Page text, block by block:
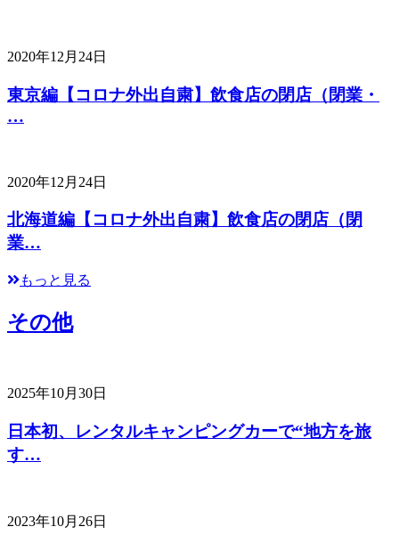
2020年12月24日
東京編【コロナ外出自粛】飲食店の閉店（閉業・
…
2020年12月24日
北海道編【コロナ外出自粛】飲食店の閉店（閉
業…
もっと見る
その他
2025年10月30日
日本初、レンタルキャンピングカーで“地方を旅
す…
2023年10月26日